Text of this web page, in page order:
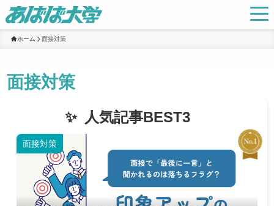
ホーム 面接対策
面接対策
人気記事BEST3
面接対策